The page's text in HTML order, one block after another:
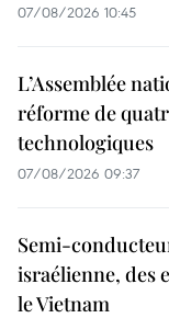
07/08/2026 10:45
L’Assemblée
réforme de
technologiques
07/08/2026 09:37
Semi-
israélienne, des
le Vietnam